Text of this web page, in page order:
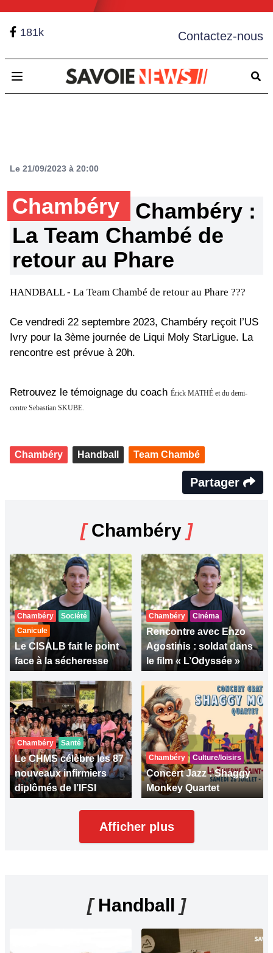
181k Contactez-nous
Open main menu
Le 21/09/2023 à 20:00
Chambéry
Chambéry :
La Team Chambé de
retour au Phare
HANDBALL - La Team Chambé de retour au Phare ???
Ce vendredi 22 septembre 2023, Chambéry reçoit l’US
Ivry pour la 3ème journée de Liqui Moly StarLigue. La
rencontre est prévue à 20h.
Retrouvez le témoignage du coach Érick MATHÉ et du demi-
centre Sebastian SKUBE.
Chambéry Handball Team Chambé
Partager
[Chambéry ]
Chambéry
Société
Canicule
Le CISALB fait le point
face à la sécheresse
Chambéry Cinéma
Rencontre avec Enzo
Agostinis : soldat dans
le film « L’Odyssée »
Chambéry Santé
Le CHMS célèbre les 87
nouveaux infirmiers
diplômés de l’IFSI
Chambéry Culture/loisirs
Concert Jazz : Shaggy
Monkey Quartet
Afficher plus
[Handball ]